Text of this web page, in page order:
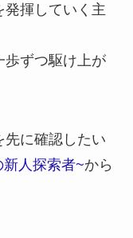
発揮していく主
歩ずつ駆け上が
先に確認したい
人探索者~から